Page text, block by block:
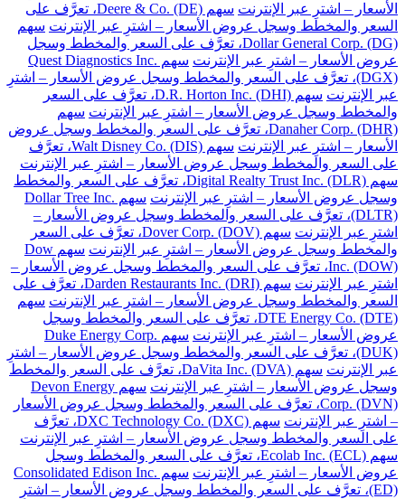
الأسعار – اشترِ عبر الإنترنت
سهم Deere & Co. (DE)، تعرَّف على
السعر والمخطط وسجل عروض الأسعار – اشترِ عبر الإنترنت سهم
Dollar General Corp. (DG)، تعرَّف على السعر والمخطط وسجل
عروض الأسعار – اشترِ عبر الإنترنت
سهم Quest Diagnostics Inc.
(DGX)، تعرَّف على السعر والمخطط وسجل عروض الأسعار – اشترِ
عبر الإنترنت
سهم D.R. Horton Inc. (DHI)، تعرَّف على السعر
والمخطط وسجل عروض الأسعار – اشترِ عبر الإنترنت سهم
Danaher Corp. (DHR)، تعرَّف على السعر والمخطط وسجل عروض
الأسعار – اشترِ عبر الإنترنت
سهم Walt Disney Co. (DIS)، تعرَّف
على السعر والمخطط وسجل عروض الأسعار – اشترِ عبر الإنترنت
سهم Digital Realty Trust Inc. (DLR)، تعرَّف على السعر والمخطط
وسجل عروض الأسعار – اشترِ عبر الإنترنت
سهم Dollar Tree Inc.
(DLTR)، تعرَّف على السعر والمخطط وسجل عروض الأسعار –
اشترِ عبر الإنترنت
سهم Dover Corp. (DOV)، تعرَّف على السعر
والمخطط وسجل عروض الأسعار – اشترِ عبر الإنترنت
سهم Dow
Inc. (DOW)، تعرَّف على السعر والمخطط وسجل عروض الأسعار –
اشترِ عبر الإنترنت
سهم Darden Restaurants Inc. (DRI)، تعرَّف على
السعر والمخطط وسجل عروض الأسعار – اشترِ عبر الإنترنت سهم
DTE Energy Co. (DTE)، تعرَّف على السعر والمخطط وسجل
عروض الأسعار – اشترِ عبر الإنترنت
سهم Duke Energy Corp.
(DUK)، تعرَّف على السعر والمخطط وسجل عروض الأسعار – اشترِ
عبر الإنترنت
سهم DaVita Inc. (DVA)، تعرَّف على السعر والمخطط
وسجل عروض الأسعار – اشترِ عبر الإنترنت
سهم Devon Energy
Corp. (DVN)، تعرَّف على السعر والمخطط وسجل عروض الأسعار
– اشترِ عبر الإنترنت
سهم DXC Technology Co. (DXC)، تعرَّف
على السعر والمخطط وسجل عروض الأسعار – اشترِ عبر الإنترنت
سهم Ecolab Inc. (ECL)، تعرَّف على السعر والمخطط وسجل
عروض الأسعار – اشترِ عبر الإنترنت
سهم Consolidated Edison Inc.
(ED)، تعرَّف على السعر والمخطط وسجل عروض الأسعار – اشترِ